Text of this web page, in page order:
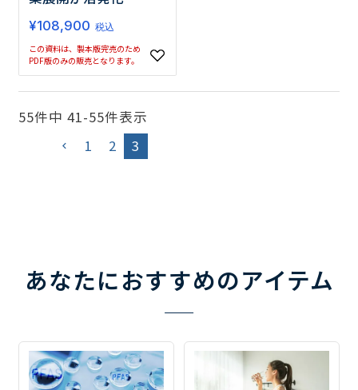
¥108,900 税込
この資料は、製本版完売のため
PDF版のみの販売となります。
55件中 41-55件表示
1
2 3
あなたにおすすめのアイテム